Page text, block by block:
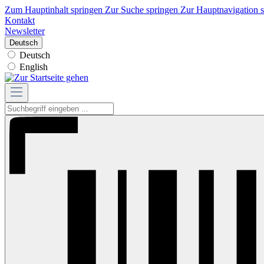
Zum Hauptinhalt springen Zur Suche springen Zur Hauptnavigation
Kontakt
Newsletter
Deutsch
Deutsch
English